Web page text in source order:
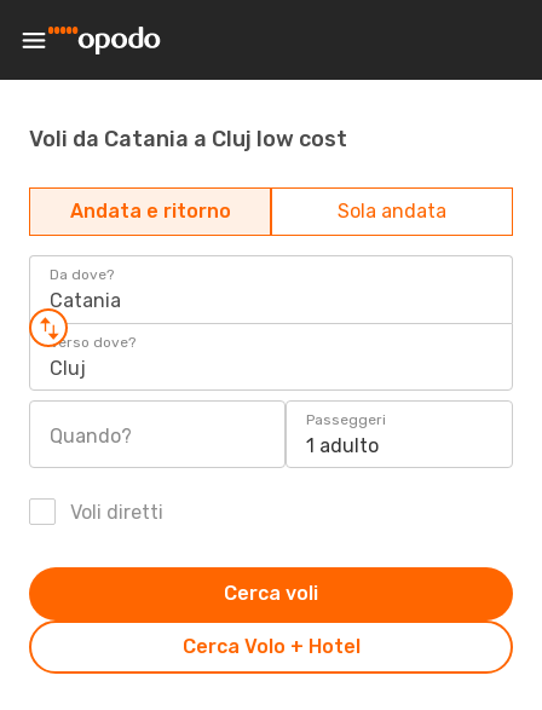
Voli da Catania a Cluj low cost
Andata e ritorno Sola andata
Da dove?
Catania
Verso dove?
Cluj
Quando?
Passeggeri
1 adulto
Voli diretti
Cerca Volo + Hotel
Cerca voli